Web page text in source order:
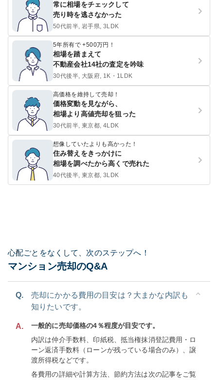
常に相場をチェックして
売り時を逃さなかった
50代前半, 岩手県, 3LDK
5年所有で +500万円！
相場を踏まえて
不動産会社14社の査定を吟味
30代後半, 大阪府, 1K・1LDK
高価格を維持して売却！
価格変動を見ながら、
相場より高値売却を狙った
30代前半, 東京都, 4LDK
想像していたよりも高かった！
住み替えをきっかけに
相場を調べたから高くで売れた
40代後半, 東京都, 3LDK
心配ごとをなくして、次のステップへ！
マンション売却のQ&A
Q.
売却にかかる費用の目安は？大まかな内訳も
知りたいです。
A.
一般的に売却価格の4％程度が目安です。
内訳は仲介手数料、印紙税、抵当権抹消登記費用・ロ
ーン返済手数料（ローンが残っている場合のみ）、譲
渡所得税などです。
各費用の詳細や計算方法、節約方法は次の記事をご覧